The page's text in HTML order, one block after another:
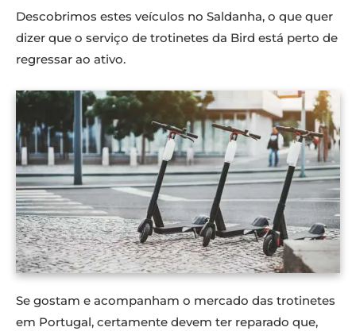
Descobrimos estes veículos no Saldanha, o que quer
dizer que o serviço de trotinetes da Bird está perto de
regressar ao ativo.
Se gostam e acompanham o mercado das trotinetes
em Portugal, certamente devem ter reparado que,